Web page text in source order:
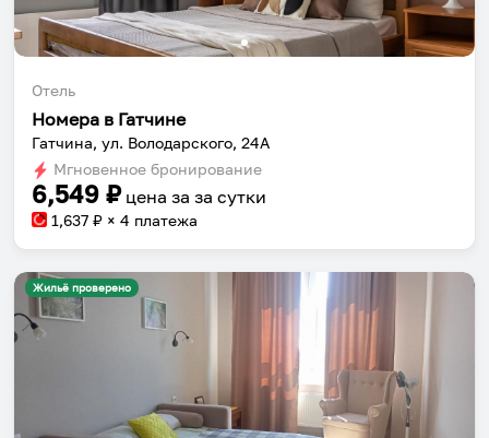
Отель
Номера в Гатчине
Гатчина, ул. Володарского, 24А
Мгновенное бронирование
6,549 ₽ цена за за сутки
1,637 ₽ × 4 платежа
Жильё проверено